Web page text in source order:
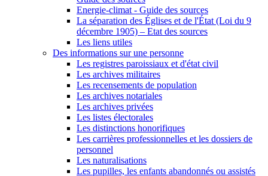
Energie-climat - Guide des sources
La séparation des Églises et de l'État (Loi du 9
décembre 1905) – Etat des sources
Les liens utiles
Des informations sur une personne
Les registres paroissiaux et d'état civil
Les archives militaires
Les recensements de population
Les archives notariales
Les archives privées
Les listes électorales
Les distinctions honorifiques
Les carrières professionnelles et les dossiers de
personnel
Les naturalisations
Les pupilles, les enfants abandonnés ou assistés